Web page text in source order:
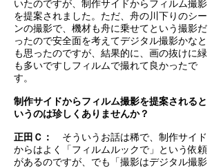
いたのですが、制作サイドからフィルム撮影
を提案されました。ただ、舟の川下りのシー
ンの撮影で、機材も舟に乗せてという撮影だ
ったので安全面を考えてデジタル撮影かなと
も思ったのですが、結果的に、画の抜けに緑
も多いですしフィルムで撮れて良かったで
す。
制作サイドからフィルム撮影を提案されると
いうのは珍しくありませんか？
正田 Ｃ：
そういうお話は稀で、制作サイド
からはよく「フィルムルックで」という依頼
があるのですが、でも「撮影はデジタル撮影